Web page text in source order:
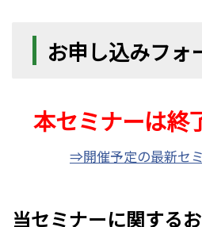
お申し込みフォ
本セミナーは終
⇒開催予定の最新セ
当セミナーに関する